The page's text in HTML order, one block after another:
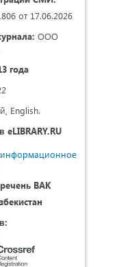
от 17.06.2026
ООО
года
English.
eLIBRARY.RU
информационное
ВАК